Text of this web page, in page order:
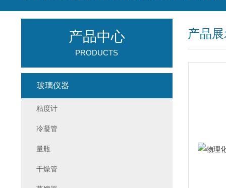
产品
产品中心
PRODUCTS
玻璃仪器
粘度计
冷凝管
量瓶
干燥管